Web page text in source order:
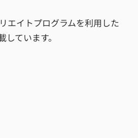
エイトプログラムを利用した
ています。